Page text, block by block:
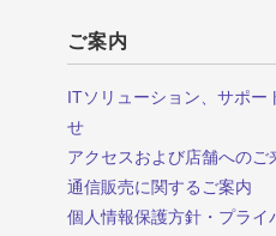
ご案内
ITソリューション、サポー
せ
アクセスおよび店舗へのご
通信販売に関するご案内
個人情報保護方針・プライ